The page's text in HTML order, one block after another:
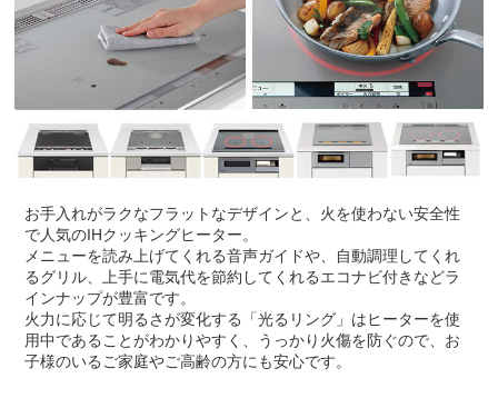
お手入れがラクなフラットなデザインと、火を使わない安全性
で人気のIHクッキングヒーター。
メニューを読み上げてくれる音声ガイドや、自動調理してくれ
るグリル、上手に電気代を節約してくれるエコナビ付きなどラ
インナップが豊富です。
火力に応じて明るさが変化する「光るリング」はヒーターを使
用中であることがわかりやすく、うっかり火傷を防ぐので、お
子様のいるご家庭やご高齢の方にも安心です。